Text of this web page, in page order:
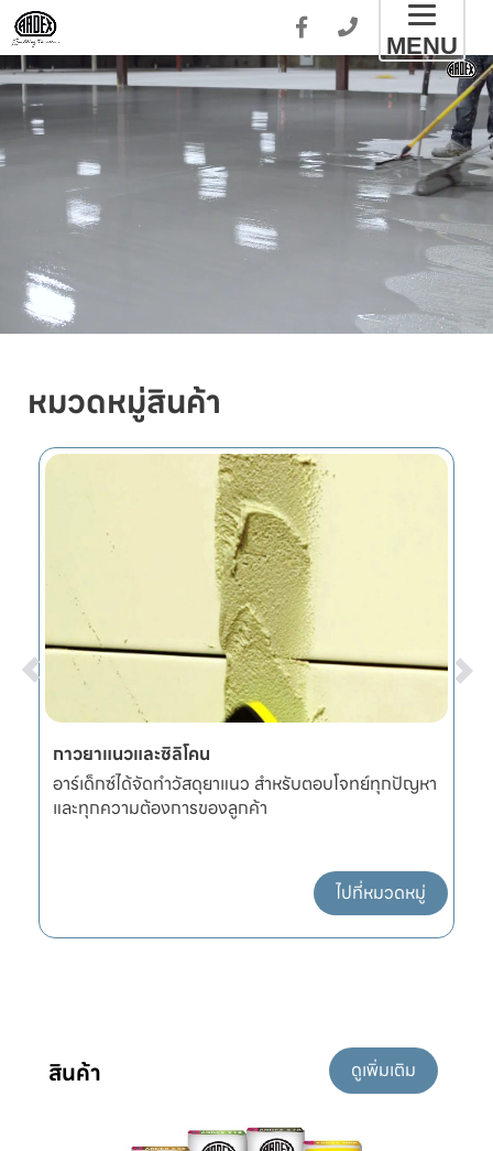
MENU
หมวดหมู่สินค้า
กาวยาแนวและซิลิโคน
อาร์เด็กซ์ได้จัดทำวัสดุยาแนว สำหรับตอบโจทย์ทุกปัญหา
และทุกความต้องการของลูกค้า
ไปที่หมวดหมู่
สินค้า ดูเพิ่มเติม